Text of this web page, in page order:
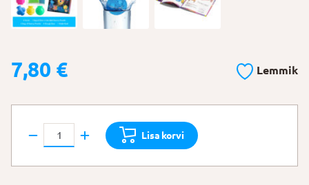
7,80 € Lemmik
Põrkepalli
valmistamise
komplekt
Lisa korvi